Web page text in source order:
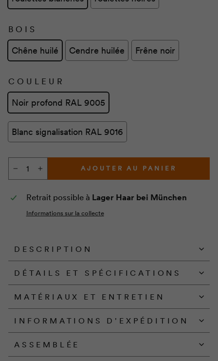
BOIS
Chêne huilé Cendre huilée Frêne noir
COULEUR
Noir profond RAL 9005
Blanc signalisation RAL 9016
AJOUTER AU PANIER
Retrait possible à Lager Haar bei München
Informations sur la collecte
DESCRIPTION
DÉTAILS ET SPÉCIFICATIONS
MATÉRIAUX ET ENTRETIEN
INFORMATIONS D'EXPÉDITION
ASSEMBLÉE